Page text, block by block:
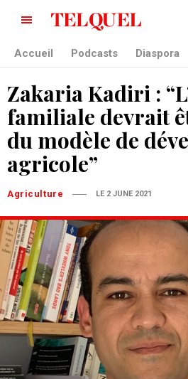
Accueil Podcasts Diaspora
Zakaria Kadiri :
familiale devrait
du modèle de
agricole”
Agriculture LE 2 JUNE 2021